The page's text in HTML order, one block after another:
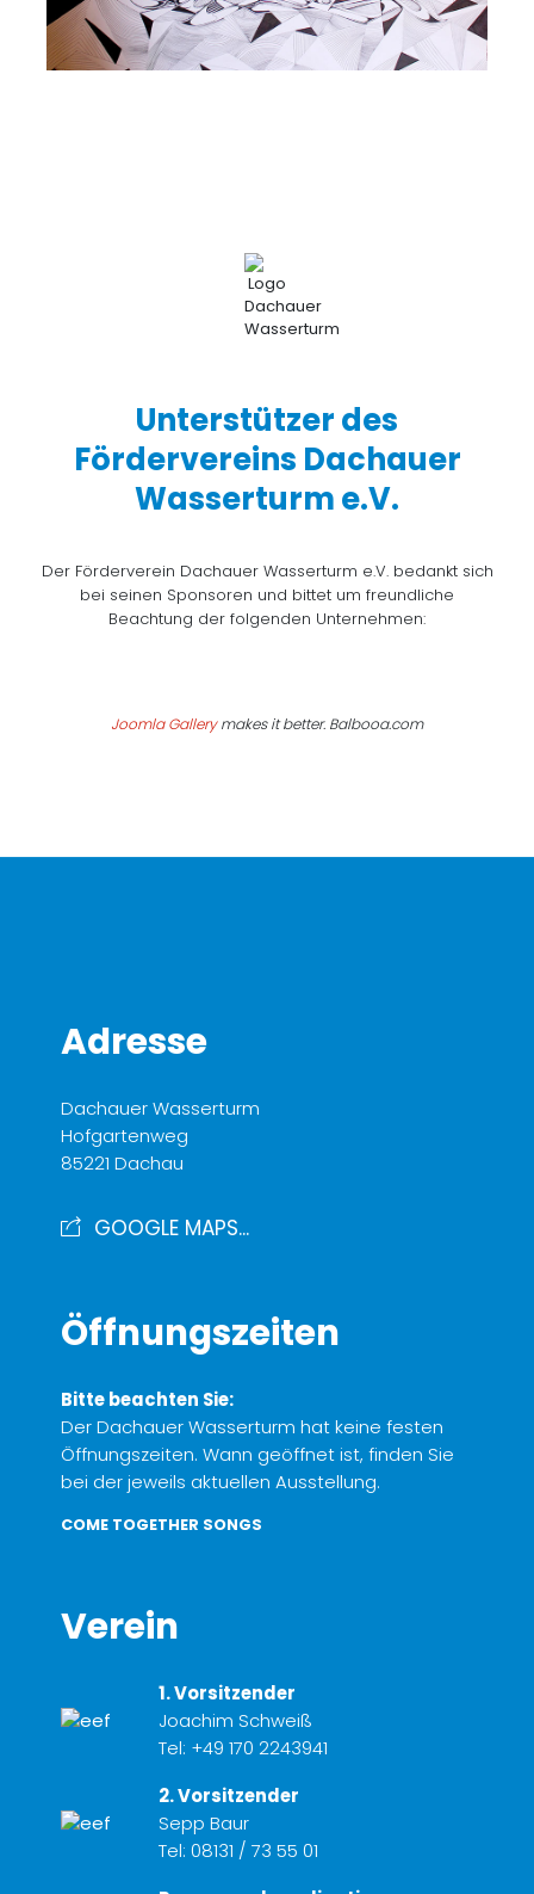
Unterstützer des
Fördervereins Dachauer
Wasserturm e.V.
Der Förderverein Dachauer Wasserturm e.V. bedankt sich
bei seinen Sponsoren und bittet um freundliche
Beachtung der folgenden Unternehmen:
Joomla Gallerymakes it better. Balbooa.com
Adresse
Dachauer Wasserturm
Hofgartenweg
85221 Dachau
GOOGLE MAPS...
Öffnungszeiten
Bitte beachten Sie:
Der Dachauer Wasserturm hat keine festen
Öffnungszeiten. Wann geöffnet ist, finden Sie
bei der jeweils aktuellen Ausstellung.
COME TOGETHER SONGS
Verein
1. Vorsitzender
Joachim Schweiß
Tel: +49 170 2243941
2. Vorsitzender
Sepp Baur
Tel: 08131 / 73 55 01